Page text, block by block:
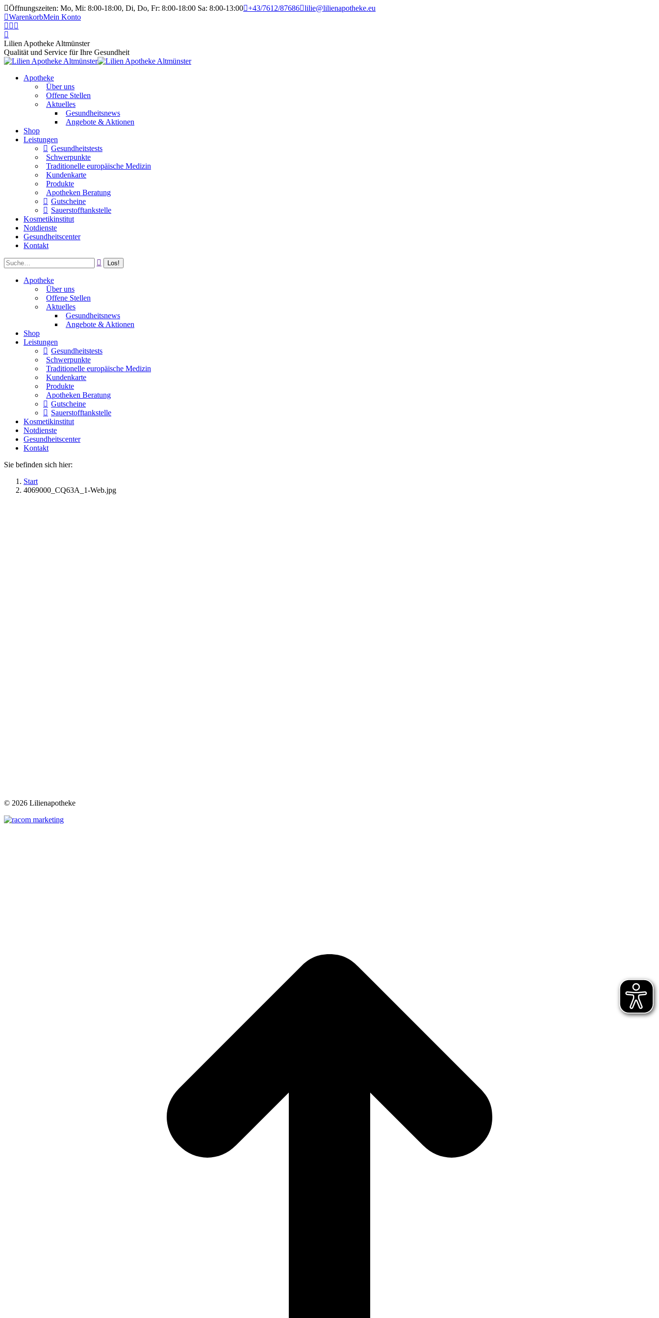
Öffnungszeiten: Mo, Mi: 8:00-18:00, Di, Do, Fr: 8:00-18:00 Sa: 8:00-13:00 +43/7612/87686 lilie@lilienapotheke.eu
WarenkorbMein Konto
Lilien Apotheke Altmünster
Qualität und Service für Ihre Gesundheit
Apotheke
Über uns
Offene Stellen
Aktuelles
Gesundheitsnews
Angebote & Aktionen
Shop
Leistungen
Gesundheitstests
Schwerpunkte
Traditionelle europäische Medizin
Kundenkarte
Produkte
Apotheken Beratung
Gutscheine
Sauerstofftankstelle
Kosmetikinstitut
Notdienste
Gesundheitscenter
Kontakt
Apotheke
Über uns
Offene Stellen
Aktuelles
Gesundheitsnews
Angebote & Aktionen
Shop
Leistungen
Gesundheitstests
Schwerpunkte
Traditionelle europäische Medizin
Kundenkarte
Produkte
Apotheken Beratung
Gutscheine
Sauerstofftankstelle
Kosmetikinstitut
Notdienste
Gesundheitscenter
Kontakt
Sie befinden sich hier:
Start
4069000_CQ63A_1-Web.jpg
© 2026 Lilienapotheke